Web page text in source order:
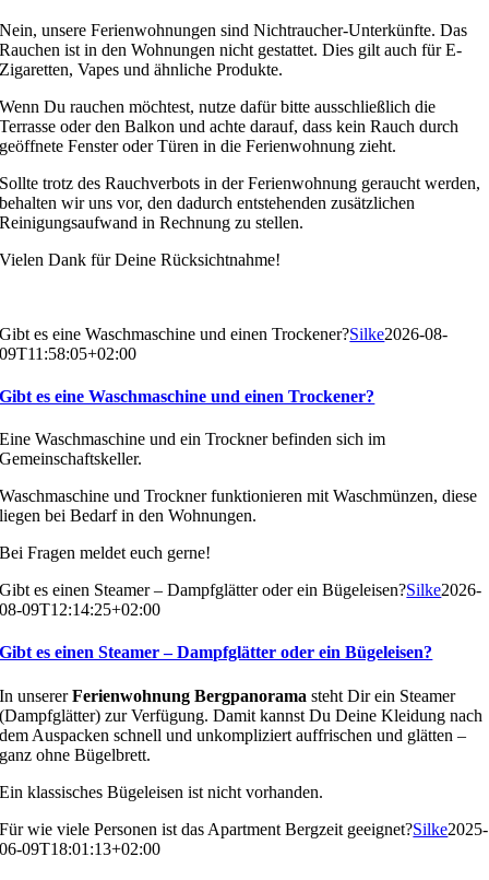
Nein, unsere Ferienwohnungen sind Nichtraucher-Unterkünfte. Das
Rauchen ist in den Wohnungen nicht gestattet. Dies gilt auch für E-
Zigaretten, Vapes und ähnliche Produkte.
Wenn Du rauchen möchtest, nutze dafür bitte ausschließlich die
Terrasse oder den Balkon und achte darauf, dass kein Rauch durch
geöffnete Fenster oder Türen in die Ferienwohnung zieht.
Sollte trotz des Rauchverbots in der Ferienwohnung geraucht werden,
behalten wir uns vor, den dadurch entstehenden zusätzlichen
Reinigungsaufwand in Rechnung zu stellen.
Vielen Dank für Deine Rücksichtnahme!
Gibt es eine Waschmaschine und einen Trockener?Silke2026-08-
09T11:58:05+02:00
Gibt es eine Waschmaschine und einen Trockener?
Eine Waschmaschine und ein Trockner befinden sich im
Gemeinschaftskeller.
Waschmaschine und Trockner funktionieren mit Waschmünzen, diese
liegen bei Bedarf in den Wohnungen.
Bei Fragen meldet euch gerne!
Gibt es einen Steamer – Dampfglätter oder ein Bügeleisen?Silke2026-
08-09T12:14:25+02:00
Gibt es einen Steamer – Dampfglätter oder ein Bügeleisen?
In unsererFerienwohnung Bergpanorama steht Dir ein Steamer
(Dampfglätter) zur Verfügung. Damit kannst Du Deine Kleidung nach
dem Auspacken schnell und unkompliziert auffrischen und glätten –
ganz ohne Bügelbrett.
Ein klassisches Bügeleisen ist nicht vorhanden.
Für wie viele Personen ist das Apartment Bergzeit geeignet?Silke2025-
06-09T18:01:13+02:00